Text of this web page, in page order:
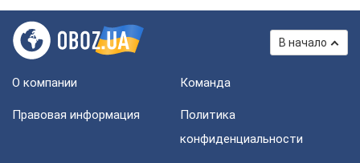
В начало
О компании Команда
Правовая информация
Политика
конфиденциальности